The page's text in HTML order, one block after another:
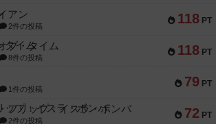
118 PT
アン
2件の投稿
118 PT
ブ・タイム
8件の投稿
79 PT
1件の投稿
72 PT
フリップ：イスラ・ボンバ
2件の投稿